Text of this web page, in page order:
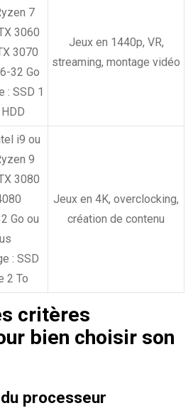
7
3060
3070
32 Go
: SSD 1
Jeux en 1440p, VR,
streaming, montage vidéo
i9 ou
9
3080
Go ou
: SSD
2 To
Jeux en 4K, overclocking,
création de contenu
critères
bien choisir son
processeur